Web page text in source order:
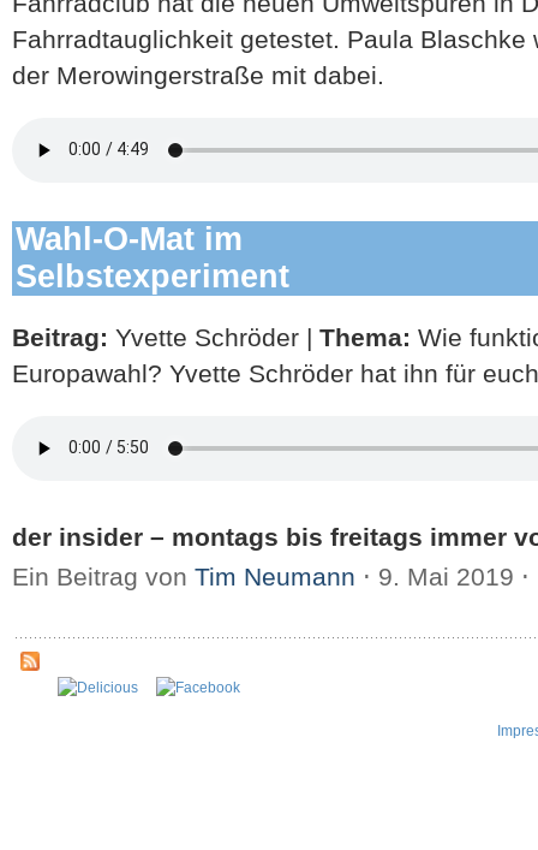
Fahrradtauglichkeit getestet. Paula Blaschke
der Merowingerstraße mit dabei.
Wahl-O-Mat im
Selbstexperiment
Beitrag: Yvette Schröder | Thema: Wie
Europawahl? Yvette Schröder hat ihn für
der insider – montags bis freitags immer
Ein Beitrag von Tim Neumann ⋅ 9. Mai 2019 ⋅